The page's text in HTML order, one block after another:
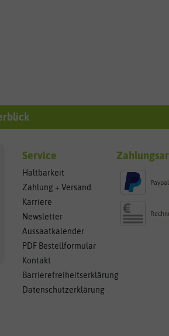
Service
Haltbarkeit
Zahlung + Versand
Karriere
Newsletter
Aussaatkalender
PDF Bestellformular
Kontakt
Barrierefreiheitserklärung
Datenschutzerklärung
Paypal